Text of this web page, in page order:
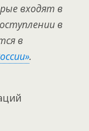
входят в
в
в
.